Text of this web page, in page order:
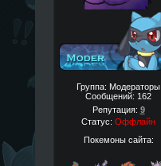
Группа: Модераторы
Сообщений: 162
Репутация: 9
Статус: Оффлайн
Покемоны сайта: